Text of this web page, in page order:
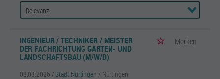
INGENIEUR / TECHNIKER / MEISTER
DER FACHRICHTUNG GARTEN- UND
LANDSCHAFTSBAU (M/W/D)
Merken
08.08.2026 / Stadt Nürtingen / Nürtingen